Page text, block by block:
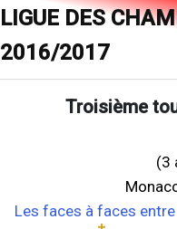
LIGUE DES
2016/2017
Troisième
(3
Les faces à faces